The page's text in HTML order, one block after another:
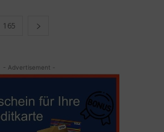
165
- Advertisement -